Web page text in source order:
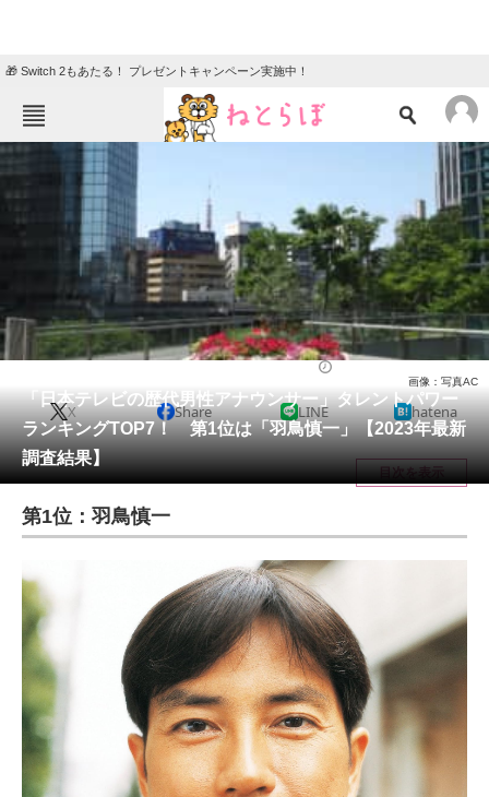
🎁 Switch 2もあたる！ プレゼントキャンペーン実施中！
ねとらぼメニュー
エンタメ クイズ
地域
教育・育児
リサーチ
会員記事
メディア
注目記事を集めた総合ページ
ITの今と未来を見通す
スマホと通信の最新トレンド
進化するPCとデバイスの未来
好きが集まる 比べて選べる
ビジネスと働き方のヒント
AI活用のいまが分かる
「日本テレビの歴代男性アナウンサー」タレントパワー
ランキングTOP7！ 第1位は「羽鳥慎一」【2023年最新
調査結果】
画像：写真AC
X Share LINE hatena
目次を表示
第1位：羽鳥慎一